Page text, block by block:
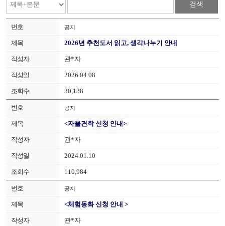
검색
공지
2026년 추천도서 읽고, 생각나누기 안내
관*자
2026.04.08
30,138
공지
<자율견학 신청 안내>
관*자
2024.01.10
110,984
공지
<체험동화 신청 안내 >
관*자